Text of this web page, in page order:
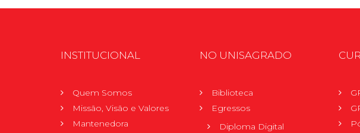
INSTITUCIONAL
Quem Somos
Missão, Visão e Valores
Mantenedora
NO UNISAGRADO
Biblioteca
Egressos
Diploma Digital